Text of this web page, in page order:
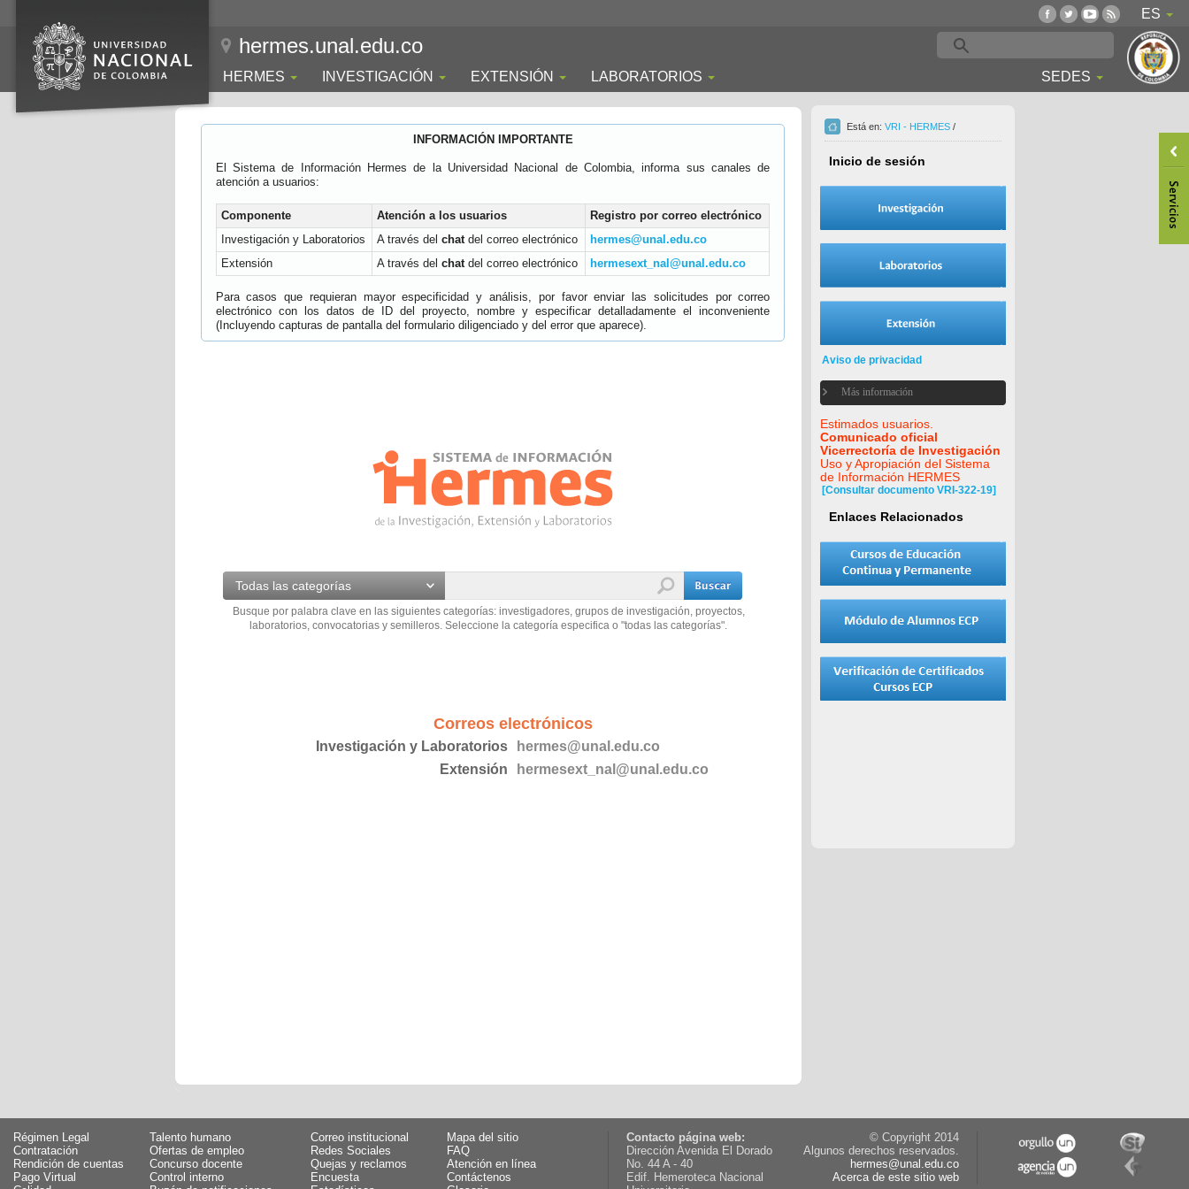
ES
hermes.unal.edu.co
HERMES INVESTIGACIÓN EXTENSIÓN LABORATORIOS SEDES
INFORMACIÓN IMPORTANTE
El Sistema de Información Hermes de la Universidad Nacional de Colombia, informa sus canales de
atención a usuarios:
Componente Atención a los usuarios
Registro por correo electrónico
Investigación y Laboratorios
A través del chatdel correo electrónico
hermes@unal.edu.co
Extensión
A través del chatdel correo electrónico hermesext_nal@unal.edu.co
Para casos que requieran mayor especificidad y análisis, por favor enviar las solicitudes por correo
electrónico con los datos de ID del proyecto, nombre y especificar detalladamente el inconveniente
(Incluyendo capturas de pantalla del formulario diligenciado y del error que aparece).
Todas las categorías
Busque por palabra clave en las siguientes categorías: investigadores, grupos de investigación, proyectos,
laboratorios, convocatorias y semilleros. Seleccione la categoría especifica o "todas las categorías".
Correos electrónicos
Investigación y Laboratorios
hermes@unal.edu.co
Extensión
hermesext_nal@unal.edu.co
Está en: VRI - HERMES /
Inicio de sesión
Aviso de privacidad
Más información
Estimados usuarios.
Comunicado oficial
Vicerrectoría de Investigación
Uso y Apropiación del Sistema
de Información HERMES
[Consultar documento VRI-322-19]
Enlaces Relacionados
Régimen Legal
Talento humano
Contratación
Ofertas de empleo
Rendición de cuentas
Concurso docente
Pago Virtual
Control interno
Correo institucional
Mapa del sitio
Redes Sociales
FAQ
Quejas y reclamos
Atención en línea
Encuesta
Contáctenos
Contacto página web:
Dirección Avenida El Dorado
No. 44 A - 40
Edif. Hemeroteca Nacional
© Copyright 2014
Algunos derechos reservados.
hermes@unal.edu.co
Acerca de este sitio web